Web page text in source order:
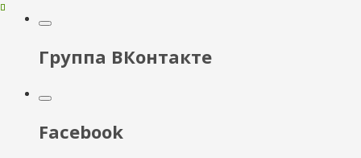
Группа ВКонтакте
Facebook